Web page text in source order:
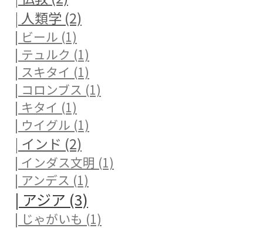
| 人類学 (2)
| ビール (1)
| テュルク (1)
| スキタイ (1)
| コロンブス (1)
| キタイ (1)
| ウイグル (1)
| インド (2)
| インダス文明 (1)
| アンデス (1)
| アジア (3)
| じゃがいも (1)